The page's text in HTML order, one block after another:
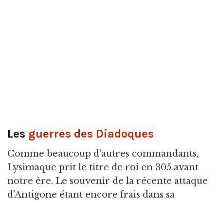
Les guerres des Diadoques
Comme beaucoup d'autres commandants,
Lysimaque prit le titre de roi en 305 avant
notre ère. Le souvenir de la récente attaque
d'Antigone étant encore frais dans sa